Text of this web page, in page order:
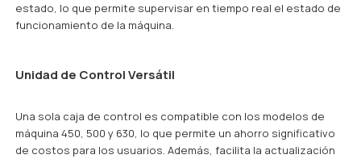
estado, lo que permite supervisar en tiempo real el estado de
funcionamiento de la máquina.
Unidad de Control Versátil
Una sola caja de control es compatible con los modelos de
máquina 450, 500 y 630, lo que permite un ahorro significativo
de costos para los usuarios. Además, facilita la actualización